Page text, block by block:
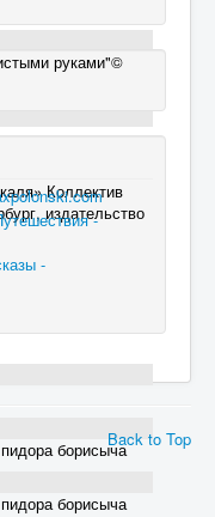
руками"©
Коллектив
издательство
борисыча
борисыча
-
-
Back to Top